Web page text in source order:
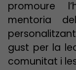
promoure
mentoria
gust per la
comunitat i